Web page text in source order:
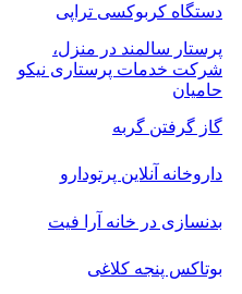
دستگاه کربوکسی تراپی
پرستار سالمند در منزل،
شرکت خدمات پرستاری نیکو
حامیان
گاز گرفتن گربه
داروخانه آنلاین پرتودارو
بدنسازی در خانه آرا فیت
بوتاکس پنجه کلاغی